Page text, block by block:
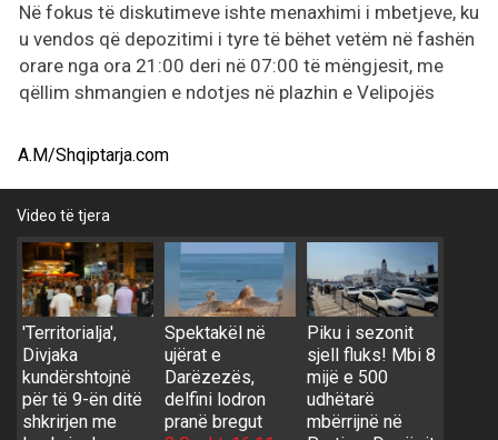
Në fokus të diskutimeve ishte menaxhimi i mbetjeve, ku
u vendos që depozitimi i tyre të bëhet vetëm në fashën
orare nga ora 21:00 deri në 07:00 të mëngjesit, me
qëllim shmangien e ndotjes në plazhin e Velipojës
A.M/Shqiptarja.com
Video të tjera
'Territorialja',
Divjaka
kundërshtojnë
për të 9-ën ditë
shkrirjen me
Spektakël në
ujërat e
Darëzezës,
delfini lodron
pranë bregut
Piku i sezonit
sjell fluks! Mbi 8
mijë e 500
udhëtarë
mbërrijnë në